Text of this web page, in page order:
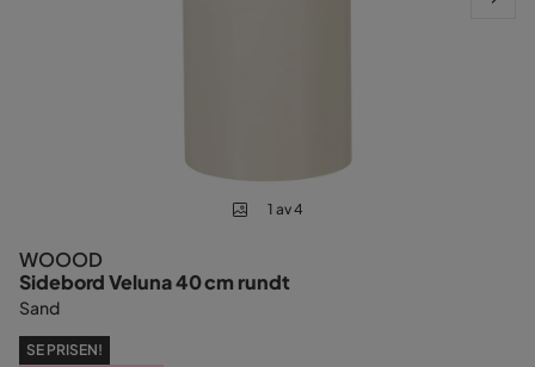
1 av 4
WOOOD
Sidebord Veluna 40 cm rundt
Sand
SE PRISEN!